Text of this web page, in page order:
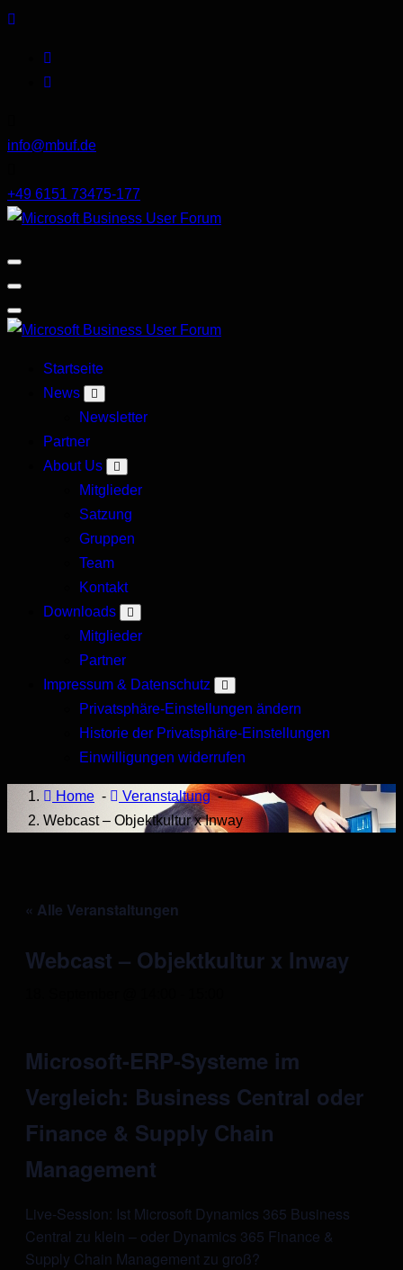
Skip
content
info@mbuf.de
+49 6151 73475-177
Startseite
News
Newsletter
Partner
About Us
Mitglieder
Satzung
Gruppen
Team
Kontakt
Downloads
Mitglieder
Partner
Impressum & Datenschutz
Privatsphäre-Einstellungen ändern
Historie der Privatsphäre-Einstellungen
Einwilligungen widerrufen
Home - Veranstaltung-
Webcast – Objektkultur x Inway
« Alle Veranstaltungen
Webcast – Objektkultur x Inway
Microsoft-ERP-Systeme im
Vergleich: Business Central oder
Finance & Supply Chain
Management
Live-Session: Ist Microsoft Dynamics 365 Business
Central zu klein – oder Dynamics 365 Finance &
Supply Chain Management zu groß?